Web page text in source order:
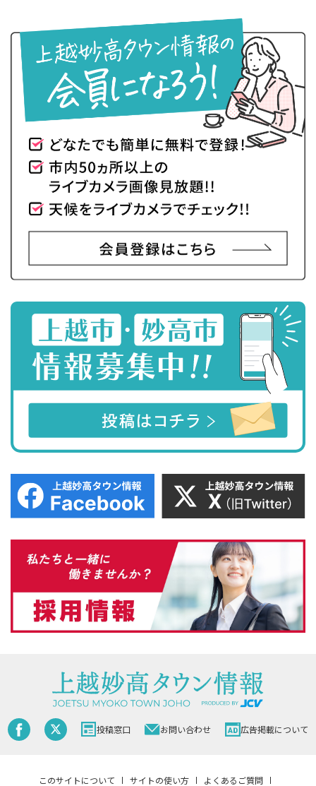
投稿窓口 お問い合わせ 広告掲載について
このサイトについて サイトの使い方 よくあるご質問